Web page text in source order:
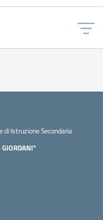
Istruzione Secondaria
GIORDANI"